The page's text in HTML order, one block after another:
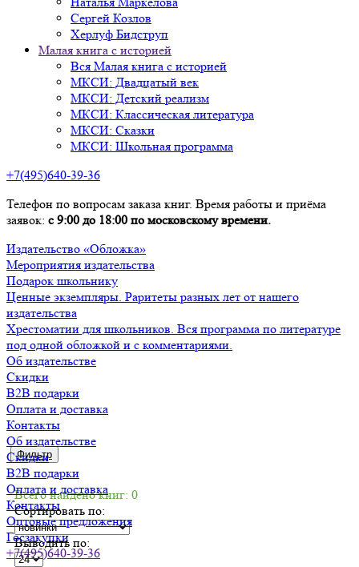
Сергей Козлов
Херлуф Бидструп
Малая книга с историей
Вся Малая книга с историей
МКСИ: Двадцатый век
МКСИ: Детский реализм
МКСИ: Классическая литература
МКСИ: Сказки
МКСИ: Школьная программа
+7(495)640-39-36
Телефон по вопросам заказа книг. Время работы и приёма
заявок: с 9:00 до 18:00 по московскому времени.
Издательство «Обложка»
Мероприятия издательства
Подарок школьнику
Ценные экземпляры. Раритеты разных лет от нашего
издательства
Хрестоматии для школьников. Вся программа по литературе
под одной обложкой и с комментариями.
Об издательстве
Скидки
B2B подарки
Оплата и доставка
Контакты
Об издательстве
Скидки
B2B подарки
Оплата и доставка
Контакты
Оптовые предложения
Госзакупки
+7(495)640-39-36
Фильтр
Всего найдено книг: 0
Сортировать по:
Выводить по: